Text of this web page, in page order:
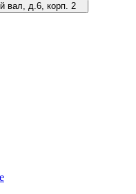
вал, д.6, корп. 2